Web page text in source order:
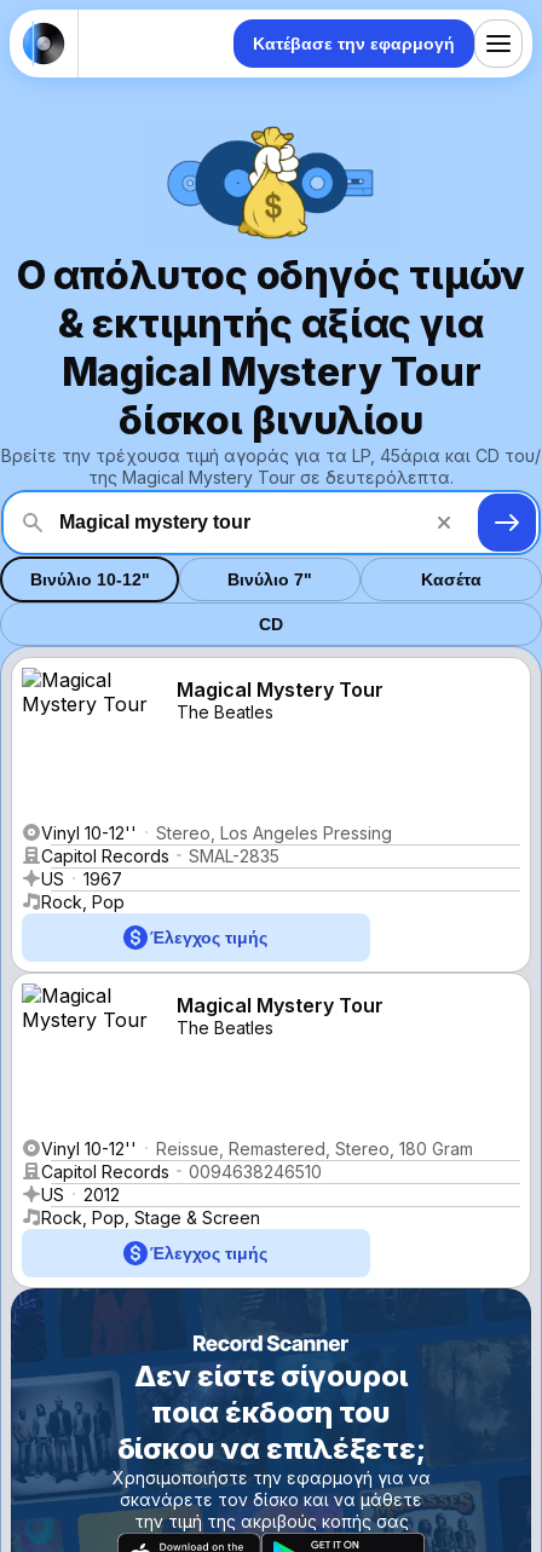
Κατέβασε την εφαρμογή
Ο απόλυτος οδηγός τιμών
& εκτιμητής αξίας για
Magical Mystery Tour
δίσκοι βινυλίου
Βρείτε την τρέχουσα τιμή αγοράς για τα LP, 45άρια και CD του/
της Magical Mystery Tour σε δευτερόλεπτα.
Βινύλιο 10-12" Βινύλιο 7" Κασέτα
CD
Magical Mystery Tour
The Beatles
Vinyl 10-12''
Stereo, Los Angeles Pressing
Capitol Records
SMAL-2835
US
1967
Rock, Pop
Έλεγχος τιμής
Magical Mystery Tour
The Beatles
Vinyl 10-12''
Reissue, Remastered, Stereo, 180 Gram
Capitol Records
0094638246510
US
2012
Rock, Pop, Stage & Screen
Έλεγχος τιμής
Δεν είστε σίγουροι
ποια έκδοση του
δίσκου να επιλέξετε;
Χρησιμοποιήστε την εφαρμογή για να
σκανάρετε τον δίσκο και να μάθετε
την τιμή της ακριβούς κοπής σας